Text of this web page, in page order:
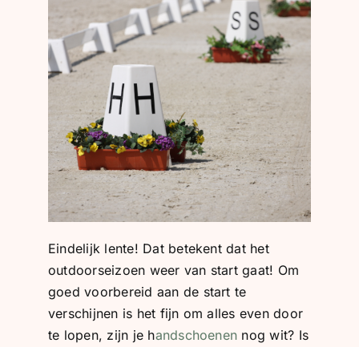
SHOWROOM
WEBSHOP
Eindelijk lente! Dat betekent dat het
outdoorseizoen weer van start gaat! Om
goed voorbereid aan de start te
verschijnen is het fijn om alles even door
te lopen, zijn je handschoenen nog wit? Is